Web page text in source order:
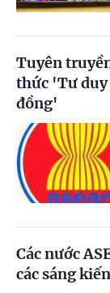
Tuyên
thức 'Tư duy
đồng'
Các nước
các sáng